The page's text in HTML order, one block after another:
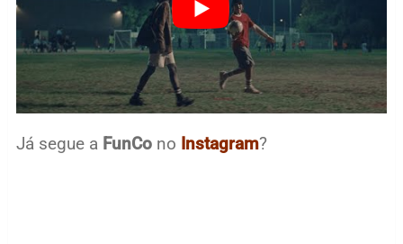
Já segue a FunCono Instagram?